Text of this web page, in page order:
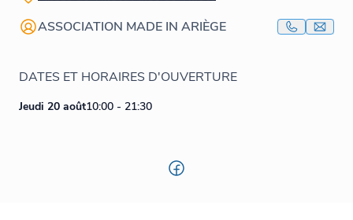
ASSOCIATION MADE IN ARIÈGE
DATES ET HORAIRES D'OUVERTURE
Jeudi 20 août10:00 - 21:30